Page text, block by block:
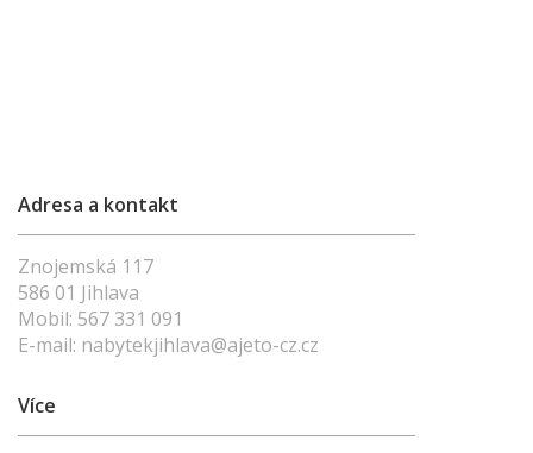
Adresa a kontakt
Znojemská 117
586 01 Jihlava
Mobil: 567 331 091
E-mail: nabytekjihlava@ajeto-cz.cz
Více